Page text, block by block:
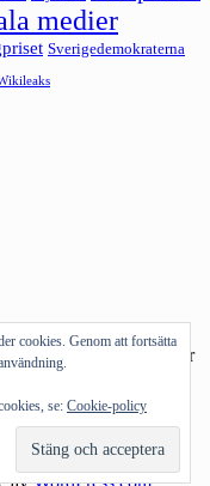
medier
Sverigedemokraterna
som vilken
som HS bakade. Det är
idag var vi och
Mojo Twintip med
börjar att […]
avWordPress.com.
cookies. Genom att fortsätta
se: Cookie-policy